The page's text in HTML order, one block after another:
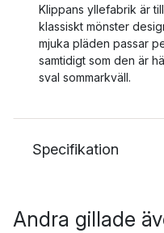
Klippans yllefabrik är
klassiskt mönster
mjuka pläden passar
samtidigt som den är
sval sommarkväll.
Specifikation
Andra gillade